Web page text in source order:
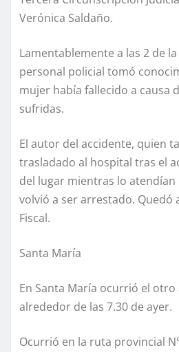
Verónica Saldaño.
Lamentablemente a las 2 de
personal policial tomó
mujer había fallecido a causa
sufridas.
El autor del accidente, quien
trasladado al hospital tras el
del lugar mientras lo atendían
volvió a ser arrestado. Quedó
Fiscal.
Santa María
En Santa María ocurrió el
alrededor de las 7.30 de ayer.
Ocurrió en la ruta provincial